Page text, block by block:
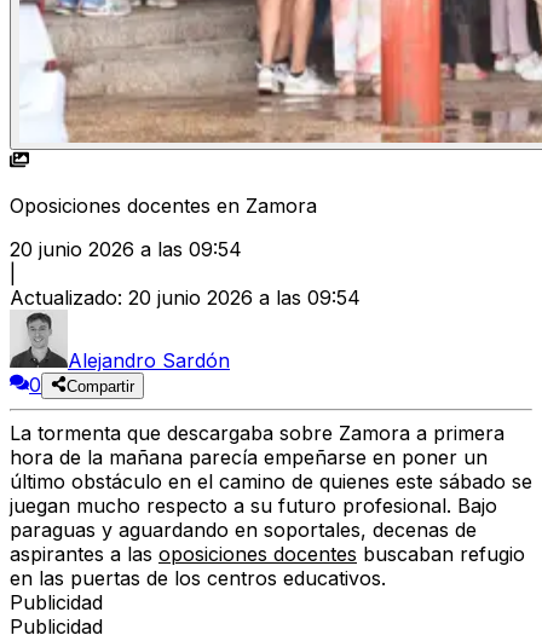
Oposiciones docentes en Zamora
20 junio 2026 a las 09:54
Actualizado: 20 junio 2026 a las 09:54
Alejandro Sardón
0
Compartir
La tormenta que descargaba sobre Zamora a primera
hora de la mañana parecía empeñarse en poner un
último obstáculo en el camino de quienes este sábado se
juegan mucho respecto a su futuro profesional. Bajo
paraguas y aguardando en soportales, decenas de
aspirantes a las oposiciones docentes buscaban refugio
en las puertas de los centros educativos.
Publicidad
Publicidad